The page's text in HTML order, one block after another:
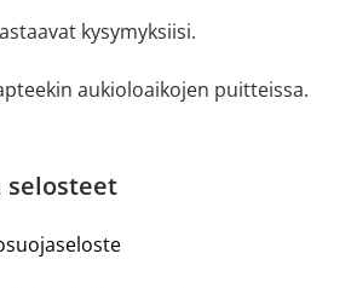
kysymyksiisi.
aukioloaikojen puitteissa.
selosteet